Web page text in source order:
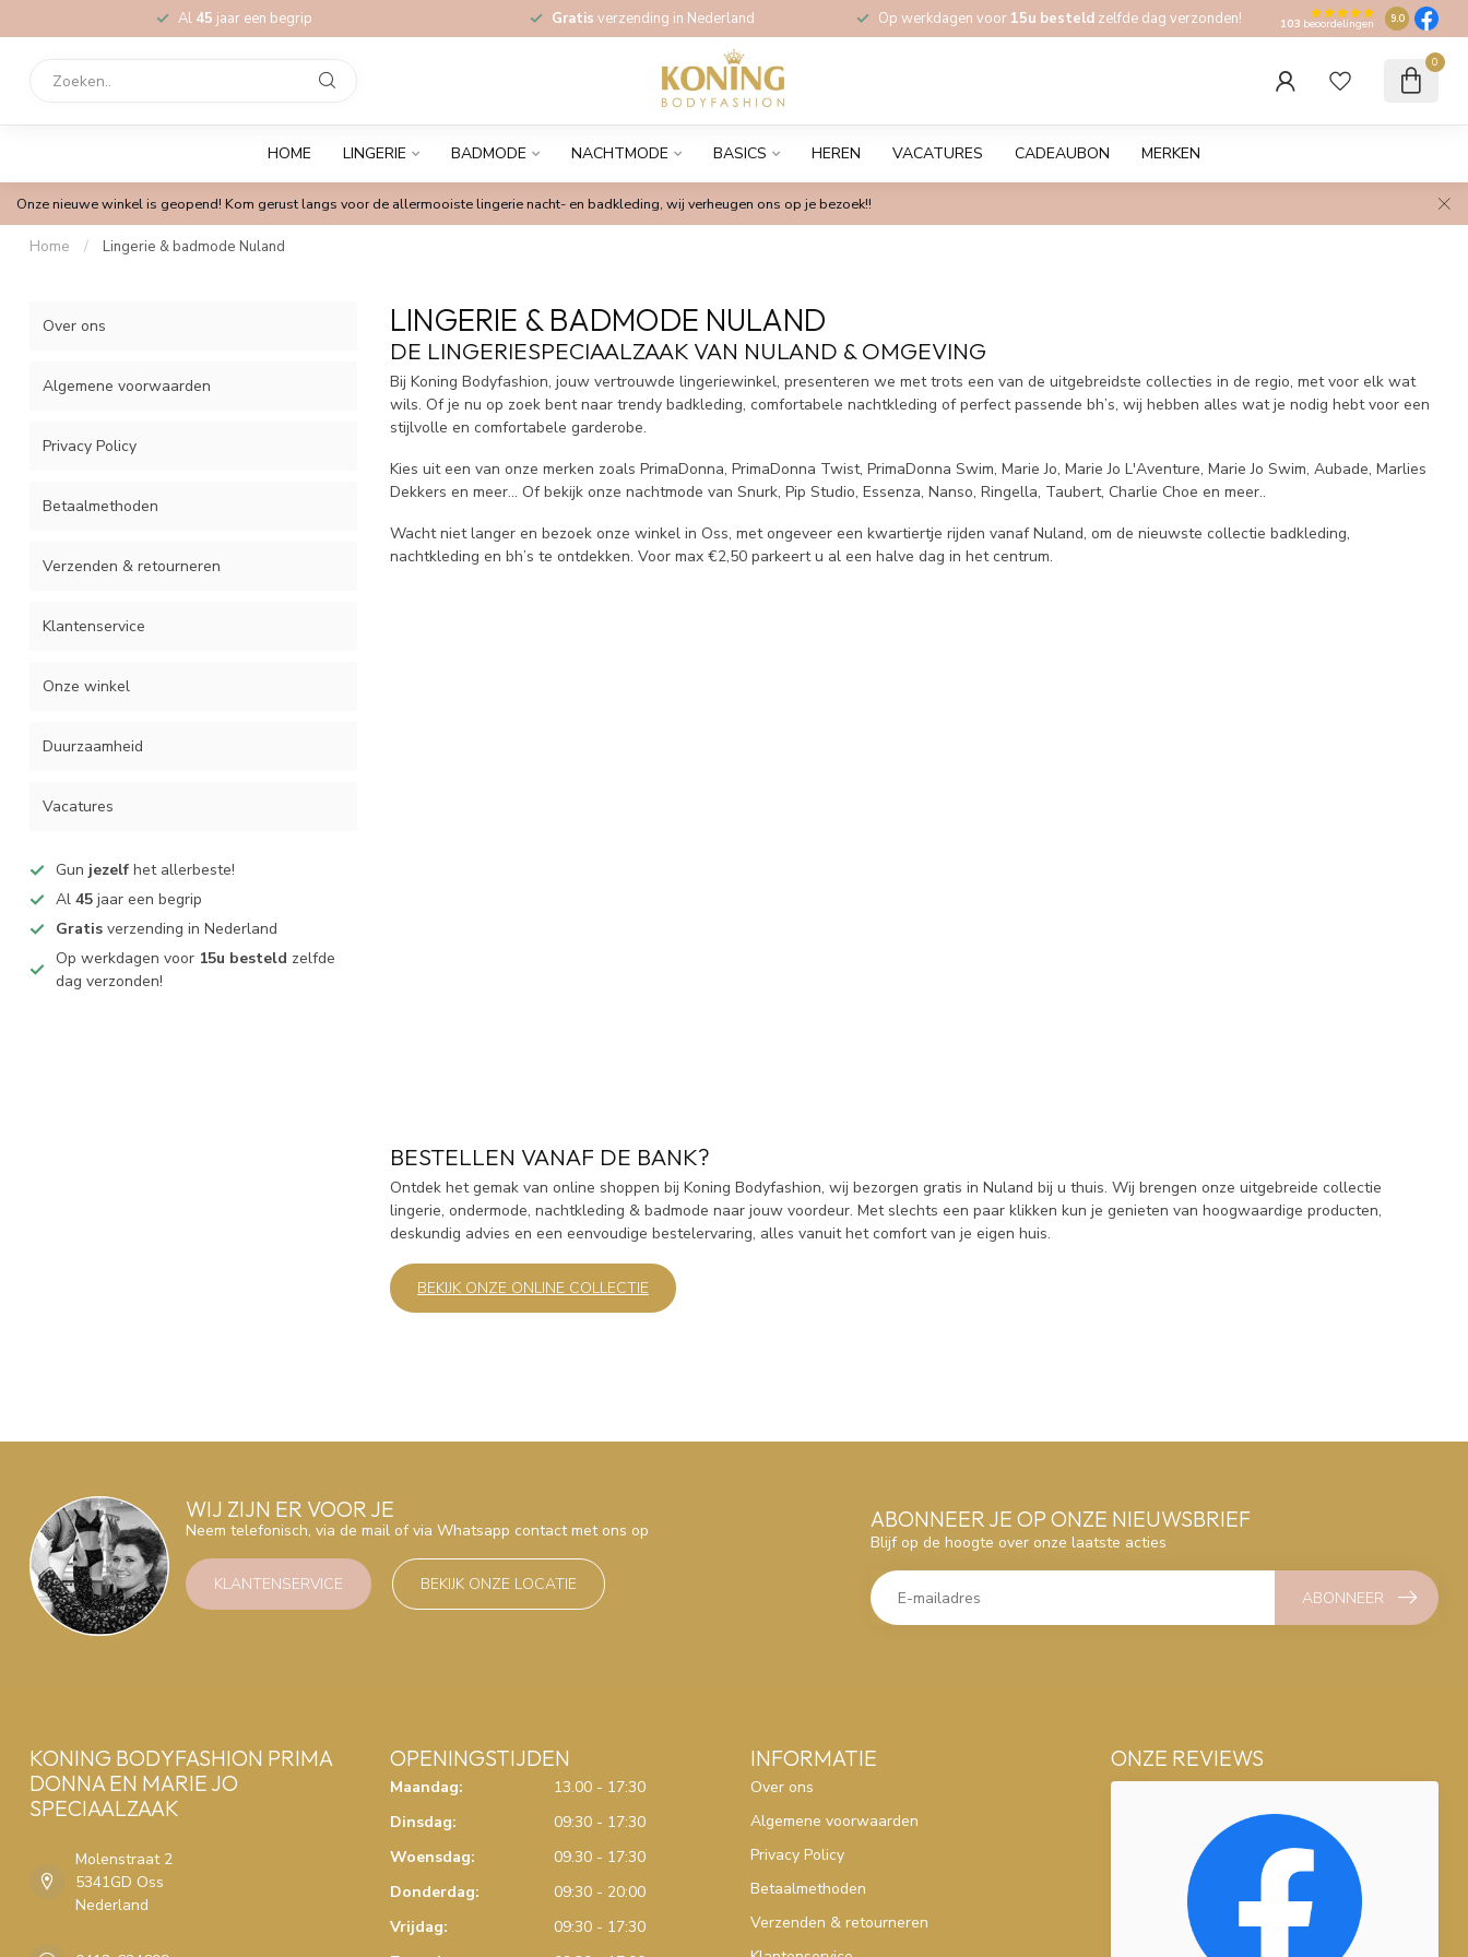
Al 45 jaar een begrip Gratis verzending in Nederland Op werkdagen voor 15u besteld zelfde dag verzonden! 103 beoordelingen 9.0
0
HOME LINGERIE BADMODE NACHTMODE BASICS HEREN VACATURES CADEAUBON MERKEN
Onze nieuwe winkel is geopend! Kom gerust langs voor de allermooiste lingerie nacht- en badkleding, wij verheugen ons op je bezoek!!
Home / Lingerie & badmode Nuland
Over ons
Algemene voorwaarden
Privacy Policy
Betaalmethoden
Verzenden & retourneren
Klantenservice
Onze winkel
Duurzaamheid
Vacatures
Gun jezelf het allerbeste!
Al 45 jaar een begrip
Gratis verzending in Nederland
Op werkdagen voor 15u besteld zelfde
dag verzonden!
LINGERIE & BADMODE NULAND
DE LINGERIESPECIAALZAAK VAN NULAND & OMGEVING
Bij Koning Bodyfashion, jouw vertrouwde lingeriewinkel, presenteren we met trots een van de uitgebreidste collecties in de regio, met voor elk wat
wils. Of je nu op zoek bent naar trendy badkleding, comfortabele nachtkleding of perfect passende bh’s, wij hebben alles wat je nodig hebt voor een
stijlvolle en comfortabele garderobe.
Kies uit een van onze merken zoals PrimaDonna, PrimaDonna Twist, PrimaDonna Swim, Marie Jo, Marie Jo L'Aventure, Marie Jo Swim, Aubade, Marlies
Dekkers en meer... Of bekijk onze nachtmode van Snurk, Pip Studio, Essenza, Nanso, Ringella, Taubert, Charlie Choe en meer..
Wacht niet langer en bezoek onze winkel in Oss, met ongeveer een kwartiertje rijden vanaf Nuland, om de nieuwste collectie badkleding,
nachtkleding en bh’s te ontdekken. Voor max €2,50 parkeert u al een halve dag in het centrum.
BESTELLEN VANAF DE BANK?
Ontdek het gemak van online shoppen bij Koning Bodyfashion, wij bezorgen gratis in Nuland bij u thuis. Wij brengen onze uitgebreide collectie
lingerie, ondermode, nachtkleding & badmode naar jouw voordeur. Met slechts een paar klikken kun je genieten van hoogwaardige producten,
deskundig advies en een eenvoudige bestelervaring, alles vanuit het comfort van je eigen huis.
BEKIJK ONZE ONLINE COLLECTIE
WIJ ZIJN ER VOOR JE
Neem telefonisch, via de mail of via Whatsapp contact met ons op
KLANTENSERVICE BEKIJK ONZE LOCATIE
ABONNEER JE OP ONZE NIEUWSBRIEF
Blijf op de hoogte over onze laatste acties
ABONNEER
KONING BODYFASHION PRIMA
DONNA EN MARIE JO
SPECIAALZAAK
Molenstraat 2
5341GD Oss
Nederland
OPENINGSTIJDEN
Maandag:
13.00 - 17:30
Dinsdag:
09:30 - 17:30
Woensdag:
09.30 - 17:30
Donderdag:
09:30 - 20:00
Vrijdag:
09:30 - 17:30
INFORMATIE
Over ons
Algemene voorwaarden
Privacy Policy
Betaalmethoden
Verzenden & retourneren
ONZE REVIEWS